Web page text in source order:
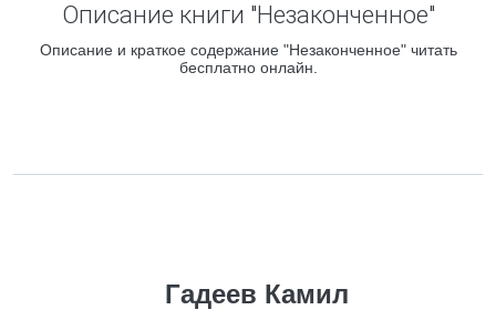
Описание книги "Незаконченное"
Описание и краткое содержание "Незаконченное" читать
бесплатно онлайн.
Гадеев Камил